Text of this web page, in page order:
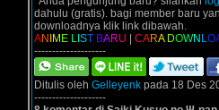
dahulu (gratis). bagi member baru
downloadnya klik link dibawah.
AN M E L ST BARU CARA DOWN LO
--------------------
Ditulis oleh Gelleyenk pada 18 Des
--------------------